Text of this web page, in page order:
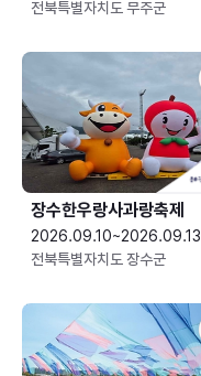
전북특별자치도 무주군
장수한우랑사과랑축제
2026.09.10~2026.09.13
전북특별자치도 장수군